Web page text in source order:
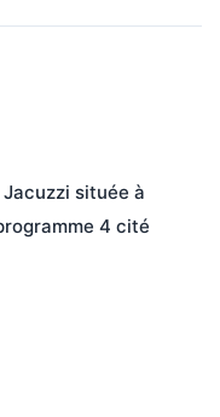
située à
4 cité